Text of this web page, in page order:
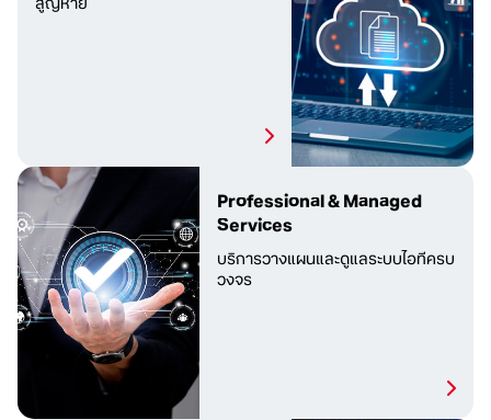
Professional & Managed
Services
บริการวางแผนและดูแลระบบไอทีครบ
วงจร